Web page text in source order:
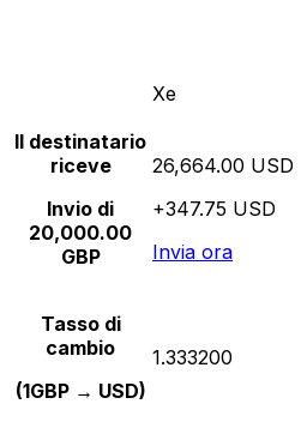
Xe
Il destinatario
riceve
Invio di
20,000.00
GBP
26,664.00 USD
+347.75 USD
Invia ora
Tasso di
cambio
(1GBP → USD)
1.333200